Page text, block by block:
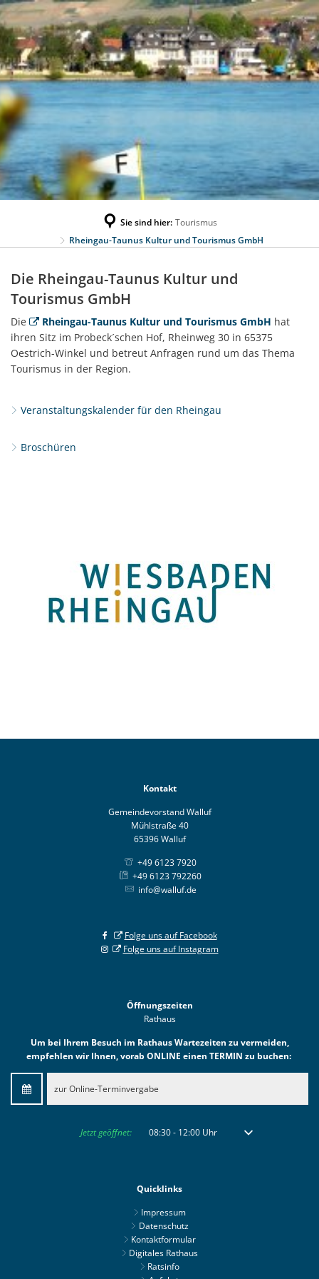
Sie sind hier: Tourismus
Rheingau-Taunus Kultur und Tourismus GmbH
Rheingau-
Taunus
Kultur
und
Tourismus
Die Rheingau-Taunus Kultur und
Tourismus GmbH
Die Rheingau-Taunus Kultur und Tourismus GmbH hat
ihren Sitz im Probeck´schen Hof, Rheinweg 30 in 65375
Oestrich-Winkel und betreut Anfragen rund um das Thema
Tourismus in der Region.
Veranstaltungskalender für den Rheingau
Broschüren
Kontakt
Gemeindevorstand Walluf
Mühlstraße 40
65396 Walluf
+49 6123 7920
+49 6123 792260
info@walluf.de
Folge uns auf Facebook
Folge uns auf Instagram
Öffnungszeiten
Rathaus
Um bei Ihrem Besuch im Rathaus Wartezeiten zu vermeiden,
empfehlen wir Ihnen, vorab ONLINE einen TERMIN zu buchen:
zur Online-Terminvergabe
Klicken, um weitere Öffnungs- oder Schließzeiten auszublenden
Jetzt geöffnet: 08:30- 12:00Uhr Von 08:30 bis 12:00
Quicklinks
Impressum
Datenschutz
Kontaktformular
Digitales Rathaus
Ratsinfo